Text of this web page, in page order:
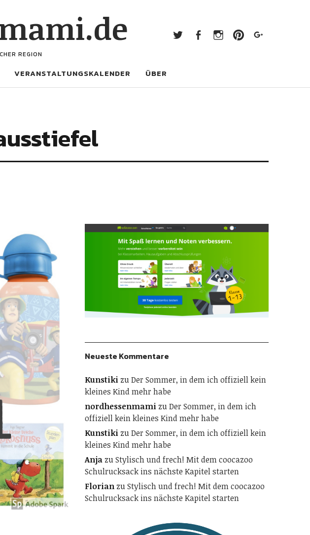
REGION
VERANSTALTUNGSKALENDER ÜBER
Neueste Kommentare
KunstikizuDer Sommer, in dem ich offiziell kein
kleines Kind mehr habe
nordhessenmamizuDer Sommer, in dem ich
offiziell kein kleines Kind mehr habe
KunstikizuDer Sommer, in dem ich offiziell kein
kleines Kind mehr habe
AnjazuStylisch und frech! Mit dem coocazoo
Schulrucksack ins nächste Kapitel starten
FlorianzuStylisch und frech! Mit dem coocazoo
Schulrucksack ins nächste Kapitel starten